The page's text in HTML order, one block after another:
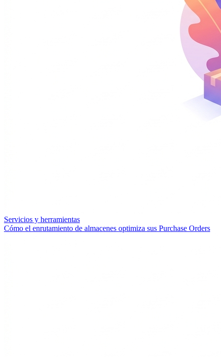
Servicios y herramientas
Cómo el enrutamiento de almacenes optimiza sus Purchase Orders